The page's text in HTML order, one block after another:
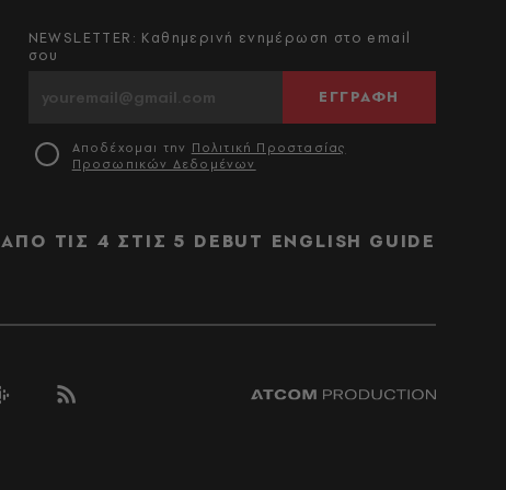
NEWSLETTER: Καθημερινή ενημέρωση στο email
σου
ΕΓΓΡΑΦΗ
Αποδέχομαι την Πολιτική Προστασίας
Προσωπικών Δεδομένων
ΑΠΟ ΤΙΣ 4 ΣΤΙΣ 5 DEBUT ENGLISH GUIDE